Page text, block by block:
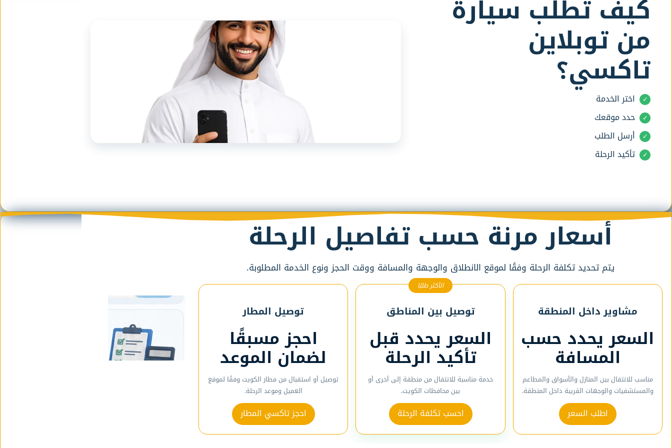
كيف تطلب سيارة
من توبلاين
تاكسي؟
اختر الخدمة
حدد موقعك
أرسل الطلب
تأكيد الرحلة
أسعار مرنة حسب تفاصيل الرحلة
يتم تحديد تكلفة الرحلة وفقًا لموقع الانطلاق والوجهة والمسافة ووقت الحجز ونوع الخدمة المطلوبة.
مشاوير داخل المنطقة
السعر يحدد حسب
المسافة
مناسب للانتقال بين المنازل والأسواق والمطاعم
والمستشفيات والوجهات القريبة داخل المنطقة.
اطلب السعر
الأكثر طلبًا
توصيل بين المناطق
السعر يحدد قبل
تأكيد الرحلة
خدمة مناسبة للانتقال من منطقة إلى أخرى أو
بين محافظات الكويت.
احسب تكلفة الرحلة
توصيل المطار
احجز مسبقًا
لضمان الموعد
توصيل أو استقبال من مطار الكويت وفقًا لموقع
العميل وموعد الرحلة.
احجز تاكسي المطار